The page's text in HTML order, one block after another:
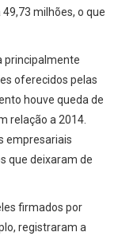
milhões, o que
principalmente
oferecidos pelas
houve queda de
relação a 2014.
empresariais
que deixaram de
firmados por
registraram a